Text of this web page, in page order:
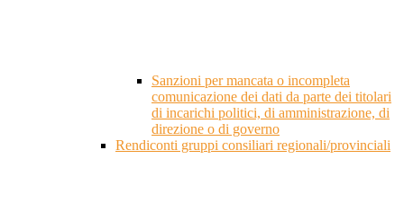
Sanzioni per mancata o incompleta
comunicazione dei dati da parte dei titolari
di incarichi politici, di amministrazione, di
direzione o di governo
Rendiconti gruppi consiliari regionali/provinciali